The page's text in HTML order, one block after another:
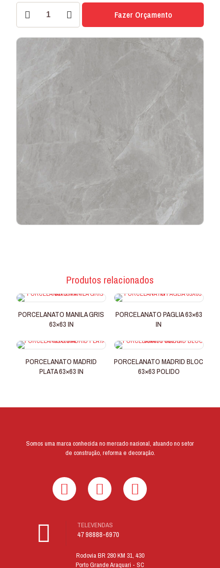
PORCELANATO
FUJI
73x73
quantidade
Fazer Orçamento
Produtos relacionados
PORCELANATO MANILA GRIS
63×63 IN
PORCELANATO PAGLIA 63×63
IN
PORCELANATO MADRID
PLATA 63×63 IN
PORCELANATO MADRID BLOC
63×63 POLIDO
Somos uma marca conhecida no mercado nacional, atuando no setor
de construção, reforma e decoração.
47 98888-6970
TELEVENDAS
Rodovia BR 280 KM 31, 430
Porto Grande Araquari - SC